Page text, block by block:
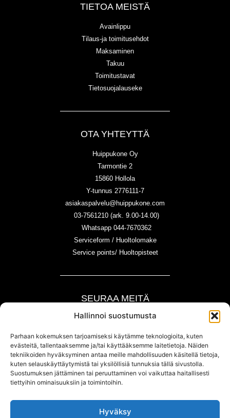
Hallinnoi suostumusta
Parhaan kokemuksen tarjoamiseksi käytämme teknologioita, kuten
evästeitä, tallentaaksemme ja/tai käyttääksemme laitetietoja. Näiden
tekniikoiden hyväksyminen antaa meille mahdollisuuden käsitellä tietoja,
kuten selauskäyttäytymistä tai yksilöllisiä tunnuksia tällä sivustolla.
Suostumuksen jättäminen tai peruuttaminen voi vaikuttaa haitallisesti
tiettyihin ominaisuuksiin ja toimintoihin.
Hyväksy
TIETOA MEISTÄ
Avainlippu
Tilaus-ja toimitusehdot
Maksaminen
Takuu
Toimitustavat
Tietosuojalauseke
OTA YHTEYTTÄ
Huippukone Oy
Tarmontie 2
15860 Hollola
Y-tunnus 2776111-7
asiakaspalvelu@huippukone.com
03-7561210 (ark. 9.00-14.00)
Whatsapp 044-7670362
Serviceform / Huoltolomake
Service points/ Huoltopisteet
SEURAA MEITÄ
Copyright © huippukone.com